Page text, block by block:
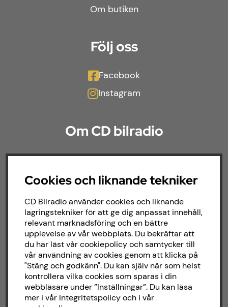
Om butiken
Följ oss
Facebook
Instagram
Om CD bilradio
CD Bilradio har sedan starten 1987 arbetat
både bilar och båtar. Hos oss hittar du ett
bilmärken och behov.
Cookies och liknande tekniker
CD Bilradio använder cookies och liknande
lagringstekniker för att ge dig anpassat innehåll,
relevant marknadsföring och en bättre
upplevelse av vår webbplats. Du bekräftar att
du har läst vår cookiepolicy och samtycker till
vår användning av cookies genom att klicka på
"Stäng och godkänn". Du kan själv när som helst
kontrollera vilka cookies som sparas i din
webbläsare under ”Inställningar”. Du kan läsa
mer i vår Integritetspolicyoch i vår